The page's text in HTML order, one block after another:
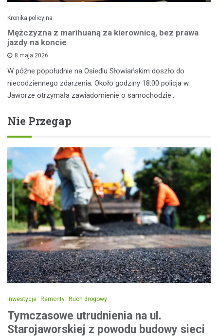
Kronika policyjna
Mężczyzna z marihuaną za kierownicą, bez prawa
jazdy na koncie
8 maja 2026
W późne popołudnie na Osiedlu Słowiańskim doszło do
niecodziennego zdarzenia. Około godziny 18:00 policja w
Jaworze otrzymała zawiadomienie o samochodzie…
Nie Przegap
Inwestycje Remonty Ruch drogowy
Tymczasowe utrudnienia na ul.
Starojaworskiej z powodu budowy sieci